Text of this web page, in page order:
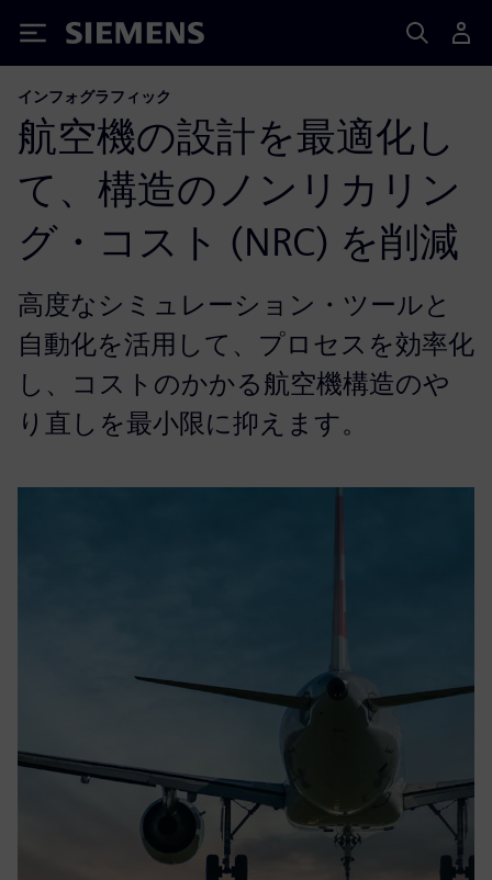
Siemens
インフォグラフィック
航空機の設計を最適化し
て、構造のノンリカリン
グ・コスト (NRC) を削減
高度なシミュレーション・ツールと
自動化を活用して、プロセスを効率化
し、コストのかかる航空機構造のや
り直しを最小限に抑えます。